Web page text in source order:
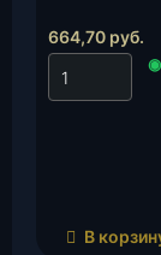
силикон
1311098)(3
664,70 руб.
◉
В